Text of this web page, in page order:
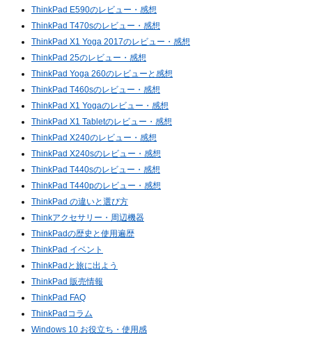
ThinkPad E590のレビュー・感想
ThinkPad T470sのレビュー・感想
ThinkPad X1 Yoga 2017のレビュー・感想
ThinkPad 25のレビュー・感想
ThinkPad Yoga 260のレビューと感想
ThinkPad T460sのレビュー・感想
ThinkPad X1 Yogaのレビュー・感想
ThinkPad X1 Tabletのレビュー・感想
ThinkPad X240のレビュー・感想
ThinkPad X240sのレビュー・感想
ThinkPad T440sのレビュー・感想
ThinkPad T440pのレビュー・感想
ThinkPad の違いと選び方
Thinkアクセサリー・周辺機器
ThinkPadの歴史と使用遍歴
ThinkPad イベント
ThinkPadと旅に出よう
ThinkPad 販売情報
ThinkPad FAQ
ThinkPadコラム
Windows 10 お役立ち・使用感